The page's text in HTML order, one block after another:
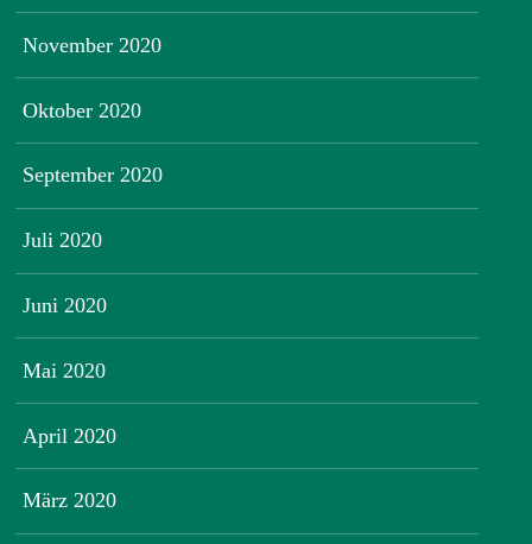
November 2020
Oktober 2020
September 2020
Juli 2020
Juni 2020
Mai 2020
April 2020
März 2020